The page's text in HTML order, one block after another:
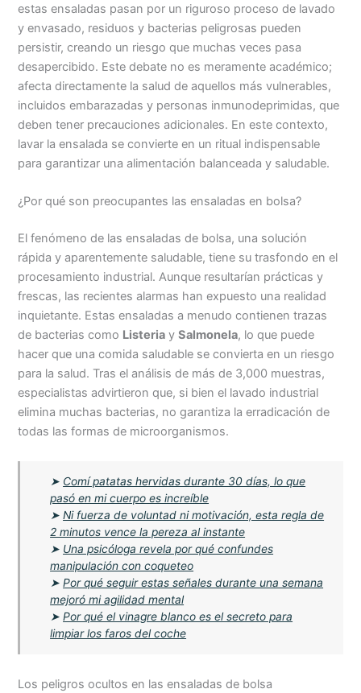
estas ensaladas pasan por un riguroso proceso de lavado
y envasado, residuos y bacterias peligrosas pueden
persistir, creando un riesgo que muchas veces pasa
desapercibido. Este debate no es meramente académico;
afecta directamente la salud de aquellos más vulnerables,
incluidos embarazadas y personas inmunodeprimidas, que
deben tener precauciones adicionales. En este contexto,
lavar la ensalada se convierte en un ritual indispensable
para garantizar una alimentación balanceada y saludable.
¿Por qué son preocupantes las ensaladas en bolsa?
El fenómeno de las ensaladas de bolsa, una solución
rápida y aparentemente saludable, tiene su trasfondo en el
procesamiento industrial. Aunque resultarían prácticas y
frescas, las recientes alarmas han expuesto una realidad
inquietante. Estas ensaladas a menudo contienen trazas
de bacterias como Listeria ySalmonela, lo que puede
hacer que una comida saludable se convierta en un riesgo
para la salud. Tras el análisis de más de 3,000 muestras,
especialistas advirtieron que, si bien el lavado industrial
elimina muchas bacterias, no garantiza la erradicación de
todas las formas de microorganismos.
➤ Comí patatas hervidas durante 30 días, lo que
pasó en mi cuerpo es increíble
➤Ni fuerza de voluntad ni motivación, esta regla de
2 minutos vence la pereza al instante
➤ Una psicóloga revela por qué confundes
manipulación con coqueteo
➤Por qué seguir estas señales durante una semana
mejoró mi agilidad mental
➤Por qué el vinagre blanco es el secreto para
limpiar los faros del coche
Los peligros ocultos en las ensaladas de bolsa